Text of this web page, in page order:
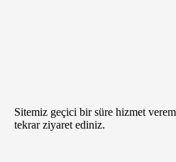
Sitemiz geçici bir süre hizmet
tekrar ziyaret ediniz.